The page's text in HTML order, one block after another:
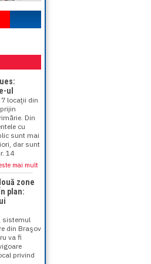
ul
locaţii din
Din
cu
sunt mai
dar sunt
14
mai mult
zone
plan:
sistemul
din Braşov
va fi
privind